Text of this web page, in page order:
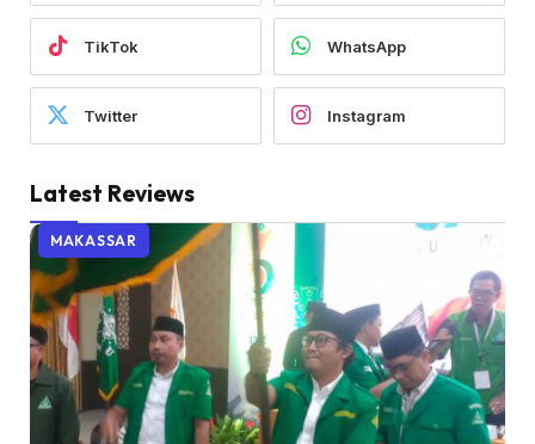
TikTok WhatsApp
Twitter Instagram
Latest Reviews
MAKASSAR